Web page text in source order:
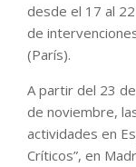
desde el 17 al
de
(París).
A partir del 23
de noviembre,
actividades en
Críticos”, en